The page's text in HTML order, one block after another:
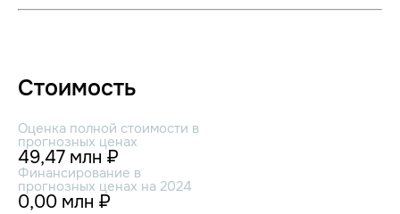
Стоимость
Оценка полной стоимости в
прогнозных ценах
49,47 млн ₽
Финансирование в
прогнозных ценах на 2024
0,00 млн ₽